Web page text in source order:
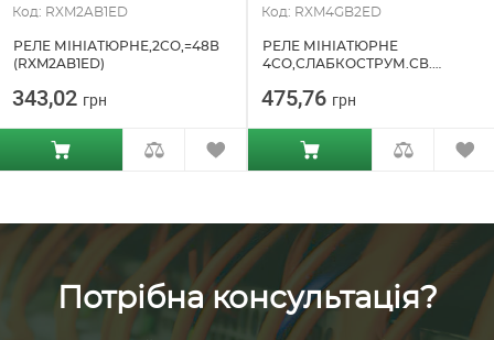
Код: RXM2AB1ED
РЕЛЕ МІНІАТЮРНЕ,2CO,=48В
(RXM2AB1ED)
343,02 грн
Код: RXM4GB2ED
РЕЛЕ МІНІАТЮРНЕ
4CO,СЛАБКОСТРУМ.СВ.
475,76 грн
Потрібна консультація?